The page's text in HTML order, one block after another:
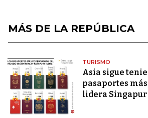
MÁS DE LA REPÚBLICA
TURISMO
Asia sigue
pasaportes
lidera Singapur